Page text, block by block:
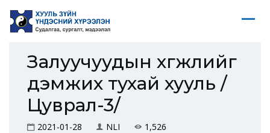
Залуучуудын хөгжлийг
дэмжих тухай хууль /
Цуврал-3/
2021-01-28 NLI 1,526